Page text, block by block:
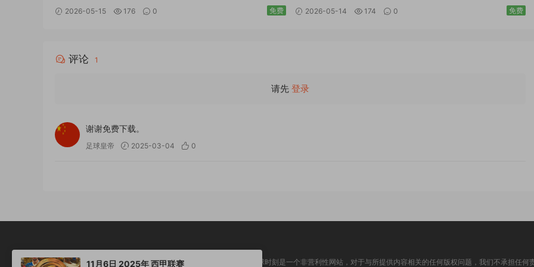
维耶多 国语MP4全场回放
2026-05-15 176 0 免费 国语MP4全场回放
2026-05-14 174 0 免费
评论 1
请先 登录
谢谢免费下载。
足球皇帝 2025-03-04 0
进球时刻是一个非营利性网站，对于与所提供内容相关的任何版权问题，我们不承担任何
11月6日 2025年 西甲联赛